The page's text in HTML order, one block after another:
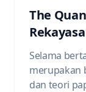
The
Selama
merupakan
dan teori